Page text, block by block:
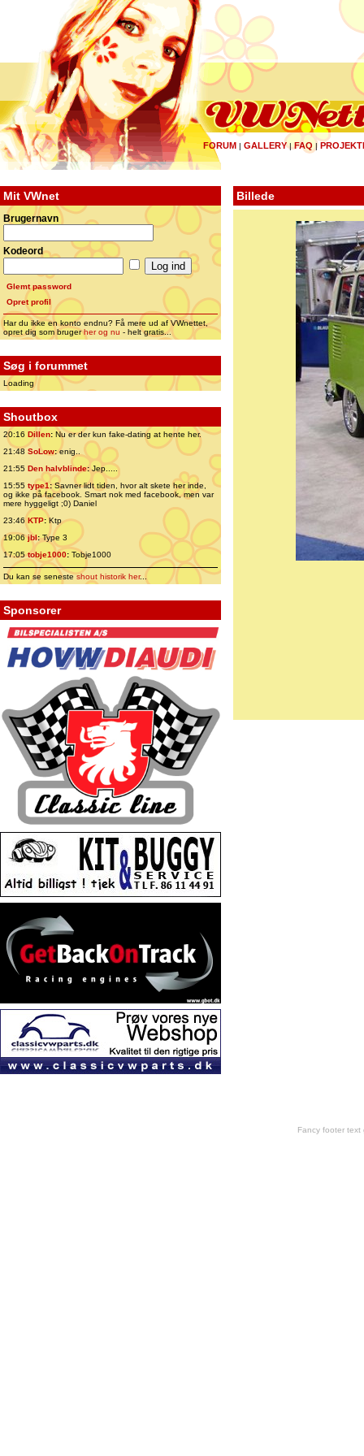
FORUM | GALLERY|FAQ |
Mit VWnet
Brugernavn
Kodeord
Glemt password
Opret profil
Har du ikke en konto endnu? Få mere ud af VWnettet,
opret dig som brugerher og nu - helt gratis...
Søg i forummet
Loading
Shoutbox
20:16 Dillen: Nu er der kun fake-dating at hente her.
21:48 SoLow:enig..
21:55 Den halvblinde:Jep.....
15:55 type1:Savner lidt tiden, hvor alt skete her inde,
og ikke på facebook. Smart nok med facebook, men var
mere hyggeligt ;0) Daniel
23:46 KTP:Ktp
19:06jbl:Type 3
17:05tobje1000: Tobje1000
Du kan se senesteshout historik her...
Sponsorer
Billede
Fancy footer